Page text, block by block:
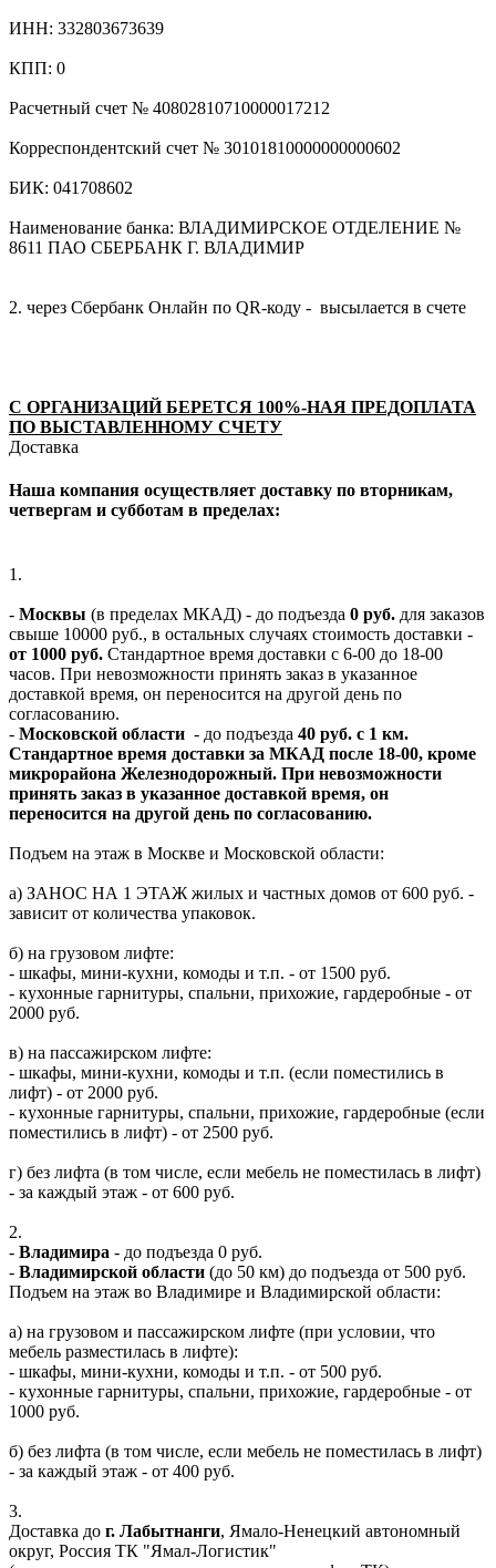
ИНН: 332803673639
КПП: 0
Расчетный счет № 40802810710000017212
Корреспондентский счет № 30101810000000000602
БИК: 041708602
Наименование банка: ВЛАДИМИРСКОЕ ОТДЕЛЕНИЕ №
8611 ПАО СБЕРБАНК Г. ВЛАДИМИР
2. через Сбербанк Онлайн по QR-коду - высылается в счете
С ОРГАНИЗАЦИЙ БЕРЕТСЯ 100%-НАЯ ПРЕДОПЛАТА
ПО ВЫСТАВЛЕННОМУ СЧЕТУ
Доставка
Наша компания осуществляет доставку по вторникам,
четвергам и субботам в пределах:
1.
- Москвы (в пределах МКАД) - до подъезда 0 руб. для заказов
свыше 10000 руб., в остальных случаях стоимость доставки -
от 1000 руб. Стандартное время доставки с 6-00 до 18-00
часов. При невозможности принять заказ в указанное
доставкой время, он переносится на другой день по
согласованию.
- Московской области - до подъезда 40 руб. с 1 км.
Стандартное время доставки за МКАД после 18-00, кроме
микрорайона Железнодорожный. При невозможности
принять заказ в указанное доставкой время, он
переносится на другой день по согласованию.
Подъем на этаж в Москве и Московской области:
а) ЗАНОС НА 1 ЭТАЖ жилых и частных домов от 600 руб. -
зависит от количества упаковок.
б) на грузовом лифте:
- шкафы, мини-кухни, комоды и т.п. - от 1500 руб.
- кухонные гарнитуры, спальни, прихожие, гардеробные - от
2000 руб.
в) на пассажирском лифте:
- шкафы, мини-кухни, комоды и т.п. (если поместились в
лифт) - от 2000 руб.
- кухонные гарнитуры, спальни, прихожие, гардеробные (если
поместились в лифт) - от 2500 руб.
г) без лифта (в том числе, если мебель не поместилась в лифт)
- за каждый этаж - от 600 руб.
2.
- Владимира - до подъезда 0 руб.
- Владимирской области (до 50 км) до подъезда от 500 руб.
Подъем на этаж во Владимире и Владимирской области:
а) на грузовом и пассажирском лифте (при условии, что
мебель разместилась в лифте):
- шкафы, мини-кухни, комоды и т.п. - от 500 руб.
- кухонные гарнитуры, спальни, прихожие, гардеробные - от
1000 руб.
б) без лифта (в том числе, если мебель не поместилась в лифт)
- за каждый этаж - от 400 руб.
3.
Доставка до г. Лабытнанги, Ямало-Ненецкий автономный
округ, Россия ТК "Ямал-Логистик"